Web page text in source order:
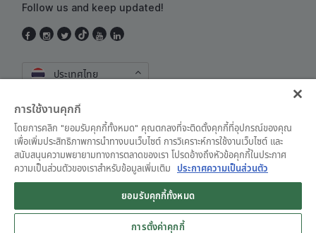
Follow us and keep updated!
ประเทศไทย
•
© Grab 2010 - 2026
การใช้งานคุกกี้
โดยการคลิก "ยอมรับคุกกี้ทั้งหมด" คุณตกลงที่จะติดตั้งคุกกี้ที่อุปกรณ์ของคุณ
เพื่อเพิ่มประสิทธิภาพการนำทางบนเว็บไซต์ การวิเคราะห์การใช้งานเว็บไซต์ และ
สนับสนุนความพยายามทางการตลาดของเรา โปรดอ้างถึงหัวข้อคุกกี้ในประกาศ
ความเป็นส่วนตัวของเราสำหรับข้อมูลเพิ่มเติม
ประกาศความเป็นส่วนตัว
ยอมรับคุกกี้ทั้งหมด
การตั้งค่าคุกกี้